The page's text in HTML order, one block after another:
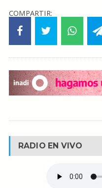
COMPARTIR:
RADIO EN VIVO